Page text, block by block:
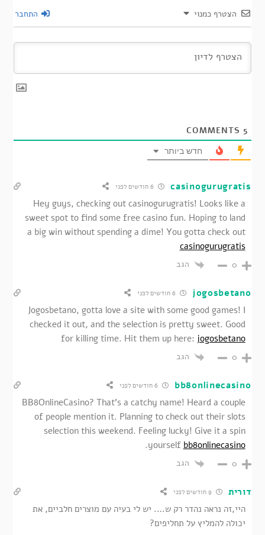
הצטרף כמנוי התחבר
5
חדש ביותר
casinogurugratis
Hey guys, checking out casinogurugratis! Looks like a
sweet spot to find some free casino fun. Hoping to land
a big win without spending a dime! You gotta check out
casinogurugratis
0 הגב
jogosbetano
Jogosbetano, gotta love a site with some good games! I
checked it out, and the selection is pretty sweet. Good
for killing time. Hit them up here: jogosbetano
0 הגב
bb8onlinecasino
BB8OnlineCasino? That’s a catchy name! Heard a couple
of people mention it. Planning to check out their slots
selection this weekend. Feeling lucky! Give it a spin
yourself bb8onlinecasino
.
0 הגב
דורית
היי,זה נראה נהדר רק ש…. יש לי בעיה עם מוצרים חלביים, את
יכולה להמליץ על תחליפים?